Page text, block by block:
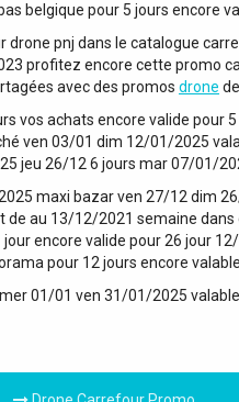
belgique pour 5 jours encore
drone pnj dans le catalogue
profitez encore cette promo
avec des promos drone
vos achats encore valide
ven 03/01 dim 12/01/2025
jeu 26/12 6 jours mar 07/01/
maxi bazar ven 27/12 dim
de au 13/12/2021 semaine
encore valide pour 26 jour
pour 12 jours encore
01/01 ven 31/01/2025